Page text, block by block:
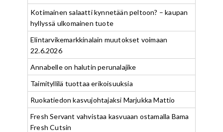
Kotimainen salaatti kynnetään peltoon? – kaupan
hyllyssä ulkomainen tuote
Elintarvikemarkkinalain muutokset voimaan
22.6.2026
Annabelle on halutin perunalajike
Taimityllilä tuottaa erikoisuuksia
Ruokatiedon kasvujohtajaksi Marjukka Mattio
Fresh Servant vahvistaa kasvuaan ostamalla Bama
Fresh Cutsin